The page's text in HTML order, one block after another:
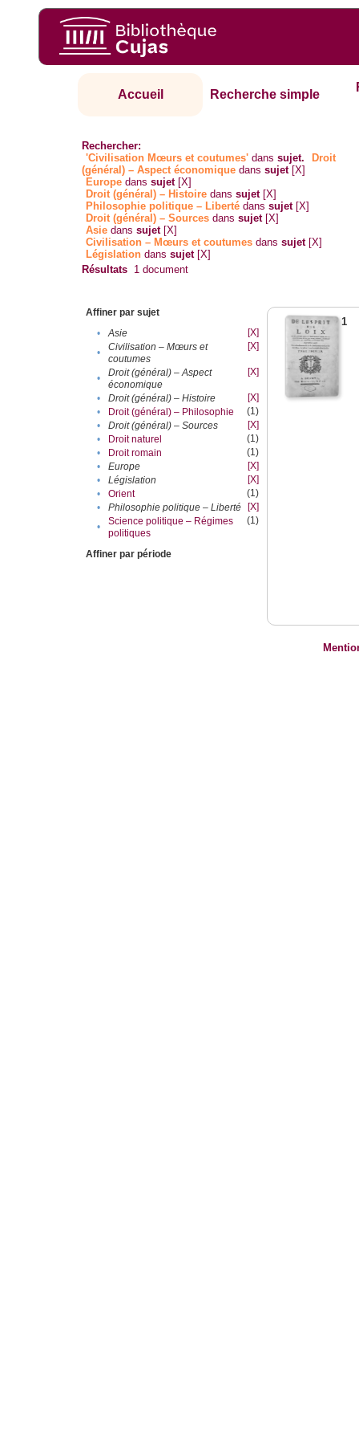
Accueil Recherche simple
Rechercher:
'Civilisation Mœurs et coutumes' danssujet.
Droit
(général) – Aspect économique danssujet [X]
Europe danssujet [X]
Droit (général) – Histoire danssujet [X]
Philosophie politique – Liberté danssujet [X]
Droit (général) – Sources danssujet [X]
Asie danssujet [X]
Civilisation – Mœurs et coutumes danssujet [X]
Législation danssujet [X]
Résultats 1 document
Affiner par sujet
•
Asie
[X]
•
Civilisation – Mœurs et
coutumes
[X]
•
Droit (général) – Aspect
économique
[X]
• Droit (général) – Histoire
[X]
•
Droit (général) – Philosophie
(1)
•
Droit (général) – Sources
[X]
•
Droit naturel
(1)
•
Droit romain
(1)
•
Europe
[X]
•
Législation
[X]
•
Orient
(1)
•
Philosophie politique – Liberté
[X]
•
Science politique – Régimes
politiques
(1)
Affiner par période
1